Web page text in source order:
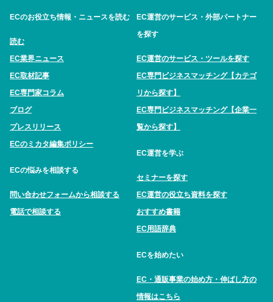
ECのお役立ち情報・ニュースを読む
読む
EC業界ニュース
EC取材記事
EC専門家コラム
ブログ
プレスリリース
ECのミカタ編集ポリシー
ECの悩みを相談する
問い合わせフォームから相談する
電話で相談する
EC運営のサービス・外部パートナー
を探す
EC運営のサービス・ツールを探す
EC専門ビジネスマッチング【カテゴ
リから探す】
EC専門ビジネスマッチング【企業一
覧から探す】
EC運営を学ぶ
セミナーを探す
EC運営の役立ち資料を探す
おすすめ書籍
EC用語辞典
ECを始めたい
EC・通販事業の始め方・伸ばし方の
情報はこちら